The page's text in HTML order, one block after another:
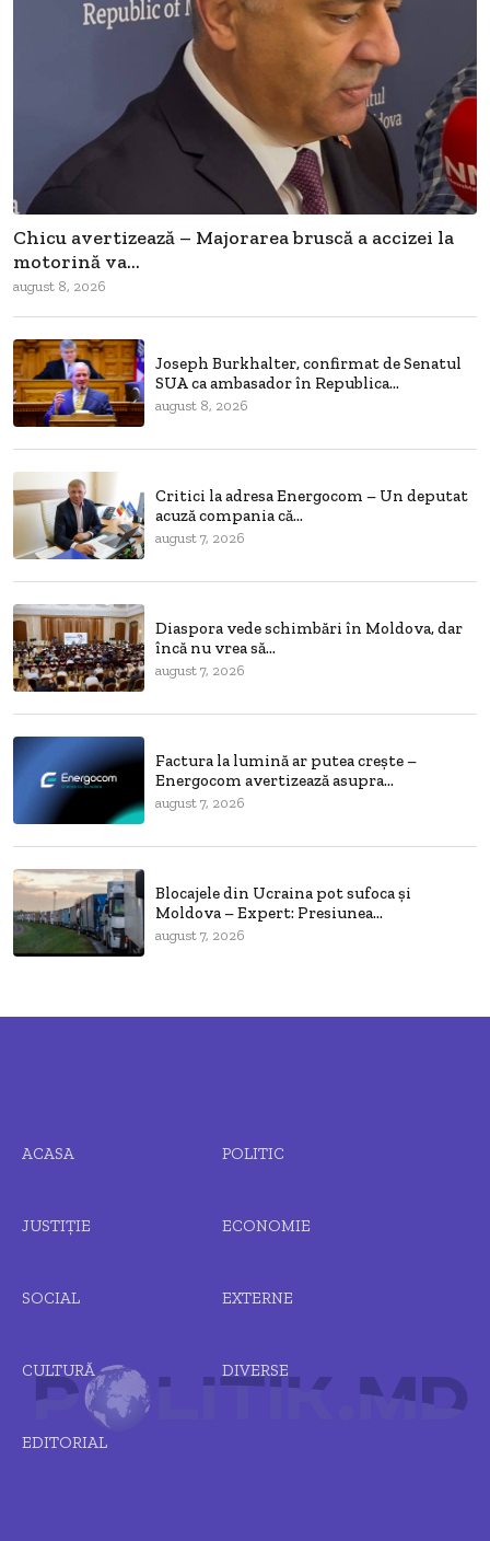
Chicu avertizează – Majorarea bruscă a accizei la
motorină va...
august 8, 2026
Joseph Burkhalter, confirmat de Senatul
SUA ca ambasador în Republica...
august 8, 2026
Critici la adresa Energocom – Un deputat
acuză compania că...
august 7, 2026
Diaspora vede schimbări în Moldova, dar
încă nu vrea să...
august 7, 2026
Factura la lumină ar putea crește –
Energocom avertizează asupra...
august 7, 2026
Blocajele din Ucraina pot sufoca și
Moldova – Expert: Presiunea...
august 7, 2026
ACASA POLITIC
JUSTIȚIE ECONOMIE
SOCIAL EXTERNE
CULTURĂ DIVERSE
EDITORIAL